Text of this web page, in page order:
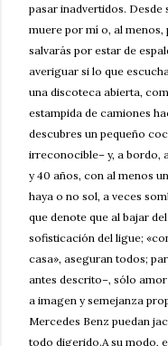
pasar inadvertidos. Desde
muere por mí o, al
salvarás por estar de
averiguar si lo que
una discoteca abierta,
estampida de camiones
descubres un pequeño
irreconocible– y, a bordo,
y 40 años, con al menos
haya o no sol, a veces
que denote que al bajar
sofisticación del ligue;
casa», aseguran todos;
antes descrito–, sólo
a imagen y semejanza
Mercedes Benz puedan
todo digerido.A su modo,